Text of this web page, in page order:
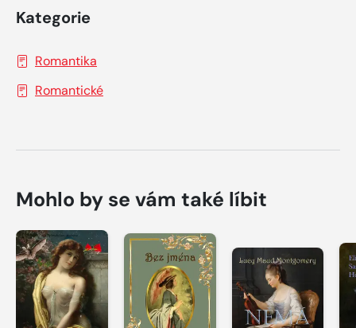
Kategorie
Romantika
Romantické
Mohlo by se vám také líbit